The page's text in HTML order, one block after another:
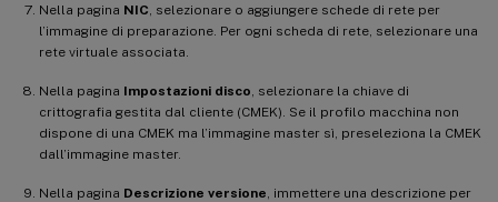
Nella pagina NIC , selezionare o aggiungere schede di rete per
l’immagine di preparazione. Per ogni scheda di rete, selezionare una
rete virtuale associata.
Nella pagina Impostazioni disco , selezionare la chiave di
crittografia gestita dal cliente (CMEK). Se il profilo macchina non
dispone di una CMEK ma l’immagine master sì, preseleziona la CMEK
dall’immagine master.
Nella pagina Descrizione versione , immettere una descrizione per